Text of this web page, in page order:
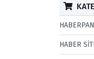
HABER